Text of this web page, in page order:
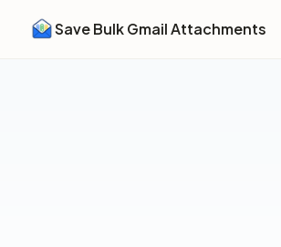
Save Bulk Gmail Attachments